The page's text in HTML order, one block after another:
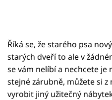
Říká se, že starého psa
starých dveří to ale v
se vám nelíbí a nechcete je
stejné zárubně, můžete si
vyrobit jiný užitečný